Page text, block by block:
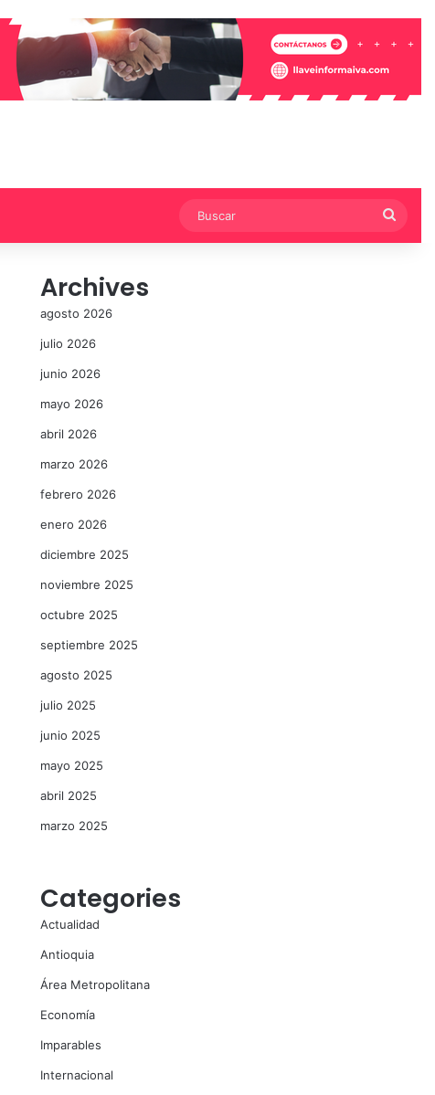
Archives
agosto 2026
julio 2026
junio 2026
mayo 2026
abril 2026
marzo 2026
febrero 2026
enero 2026
diciembre 2025
noviembre 2025
octubre 2025
septiembre 2025
agosto 2025
julio 2025
junio 2025
mayo 2025
abril 2025
marzo 2025
Categories
Actualidad
Antioquia
Área Metropolitana
Economía
Imparables
Internacional